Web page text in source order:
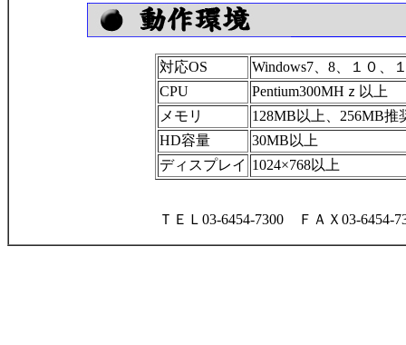
対応OS
Windows7、8、１０、
CPU
Pentium300MHｚ以上
メモリ
128MB以上、256MB推
HD容量
30MB以上
ディスプレイ 1024×768以上
ＴＥＬ03-6454-7300 ＦＡＸ03-6454-